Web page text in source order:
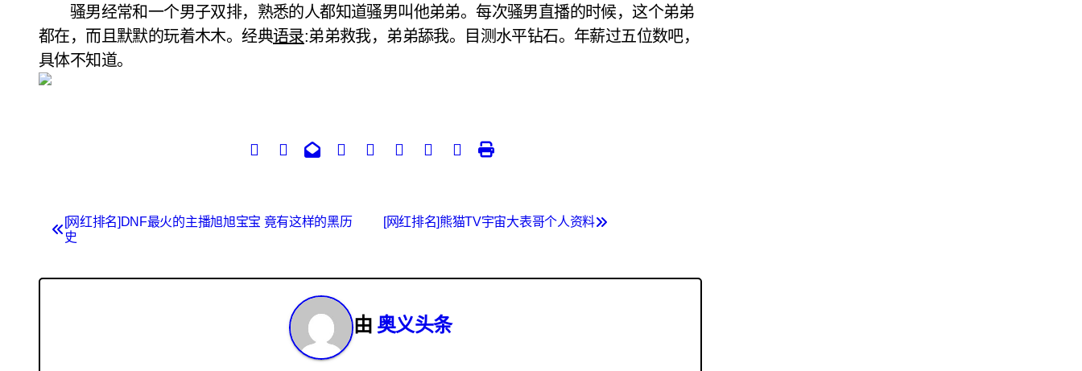
骚男经常和一个男子双排，熟悉的人都知道骚男叫他弟弟。每次骚男直播的时候，这个弟弟
都在，而且默默的玩着木木。经典语录:弟弟救我，弟弟舔我。目测水平钻石。年薪过五位数吧，
具体不知道。
文
导
[网红排名]DNF最火的主播旭旭宝宝 竟有这样的黑历
史
[网红排名]熊猫TV宇宙大表哥个人资料
由 奥义头条